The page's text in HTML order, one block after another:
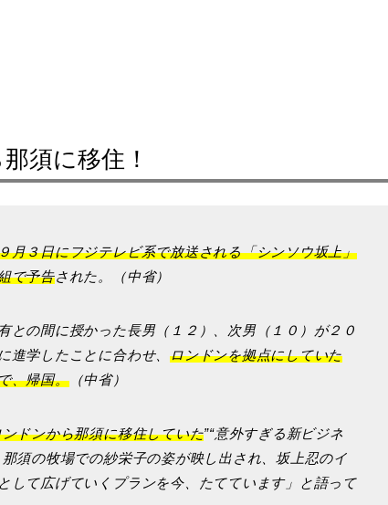
須に移住！
３日にフジテレビ系で放送される「シンソウ坂上」
で予告された。（中省）
の間に授かった長男（１２）、次男（１０）が２０
進学したことに合わせ、ロンドンを拠点にしていた
、帰国。（中省）
ンドンから那須に移住していた”“意外すぎる新ビジネ
須の牧場での紗栄子の姿が映し出され、坂上忍のイ
して広げていくプランを今、たてています」と語って